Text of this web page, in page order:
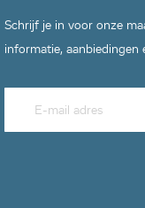
Schrijf je in voor onze
informatie, aanbiedingen